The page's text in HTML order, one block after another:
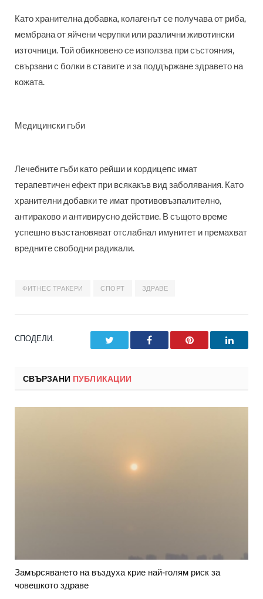
Като хранителна добавка, колагенът се получава от риба,
мембрана от яйчени черупки или различни животински
източници. Той обикновено се използва при състояния,
свързани с болки в ставите и за поддържане здравето на
кожата.
Медицински гъби
Лечебните гъби като рейши и кордицепс имат
терапевтичен ефект при всякакъв вид заболявания. Като
хранителни добавки те имат противовъзпалително,
антираково и антивирусно действие. В същото време
успешно възстановяват отслабнал имунитет и премахват
вредните свободни радикали.
ФИТНЕС ТРАКЕРИ СПОРТ ЗДРАВЕ
СПОДЕЛИ. Facebook Pinterest
СВЪРЗАНИ ПУБЛИКАЦИИ
Замърсяването на въздуха крие най-голям риск за
човешкото здраве